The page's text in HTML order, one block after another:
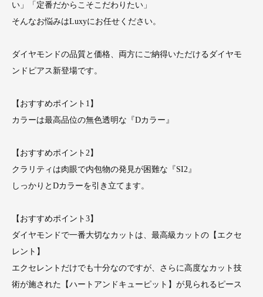
い」「定番だからこそこだわりたい」
そんなお悩みはLuxyにお任せください。
ダイヤモンドの品質と価格、両方にご納得いただけるダイヤモ
ンドピアス新登場です。
【おすすめポイント1】
カラーは最高品位の無色透明な『Dカラー』
【おすすめポイント2】
クラリティは肉眼で内包物の発見が困難な『SI2』
しっかりとDカラーを引き立てます。
【おすすめポイント3】
ダイヤモンドで一番大切なカットは、最高級カットの【エクセ
レント】
エクセレントだけでも十分なのですが、さらに高度なカット技
術が施された【ハートアンドキューピット】が見られるピース